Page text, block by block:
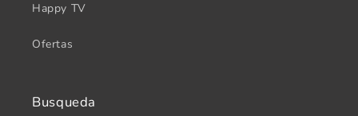
Happy TV
Ofertas
Busqueda